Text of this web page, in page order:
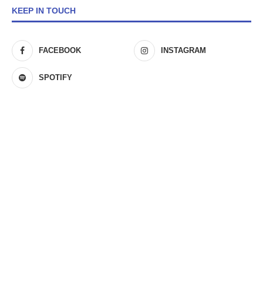
KEEP IN TOUCH
FACEBOOK INSTAGRAM
SPOTIFY